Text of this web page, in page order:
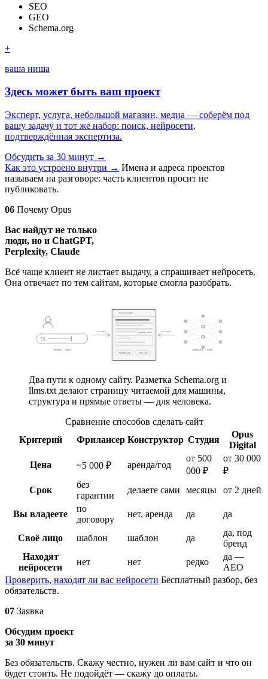
SEO
GEO
Schema.org
+
ваша ниша
Здесь может быть ваш проект
Эксперт, услуга, небольшой магазин, медиа — соберём под
вашу задачу и тот же набор: поиск, нейросети,
подтверждённая экспертиза.
Обсудить за 30 минут →
Как это устроено внутри → Имена и адреса проектов
называем на разговоре: часть клиентов просит не
публиковать.
06 Почему Opus
Вас найдут не только
люди, но и ChatGPT,
Perplexity, Claude
Всё чаще клиент не листает выдачу, а спрашивает нейросеть.
Она отвечает по тем сайтам, которые смогла разобрать.
прямой ответ
Schema.org llms.txt
человек · поиск нейросеть · ответ
находит цитирует
Два пути к одному сайту. Разметка Schema.org и
llms.txt делают страницу читаемой для машины,
структура и прямые ответы — для человека.
Сравнение способов сделать сайт
Критерий
Фрилансер Конструктор Студия
Opus
Digital
Цена
~5 000 ₽ аренда/год
от 500
000 ₽
от 30 000
₽
Срок
без
гарантии
делаете сами месяцы от 2 дней
Вы владеете
по
договору
нет, аренда да да
Своё лицо шаблон шаблон да
да, под
бренд
Находят
нейросети
нет нет редко
да —
AEO
Проверить, находят ли вас нейросети Бесплатный разбор, без
обязательств.
07 Заявка
Обсудим проект
за 30 минут
Без обязательств. Скажу честно, нужен ли вам сайт и что он
будет стоить. Не подойдёт — скажу до оплаты.